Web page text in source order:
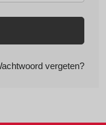
vergeten?